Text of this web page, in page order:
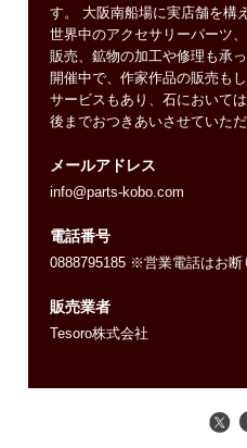
す。 大阪南船場に実店舗を構
世界中のアクセサリーパーツ
販売、鉱物の加工や修理も承
開催中で、作家作品の販売も
サービスもあり、石において
後までおつきあいさせていただ
メールアドレス
info@parts-kobo.com
電話番号
0888795185 ※営業電話はお断
販売業者
Tesoro株式会社